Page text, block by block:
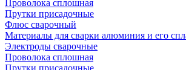
Проволока сплошная
Прутки присадочные
Флюс сварочный
Материалы для сварки алюминия и его
Электроды сварочные
Проволока сплошная
Прутки присадочные